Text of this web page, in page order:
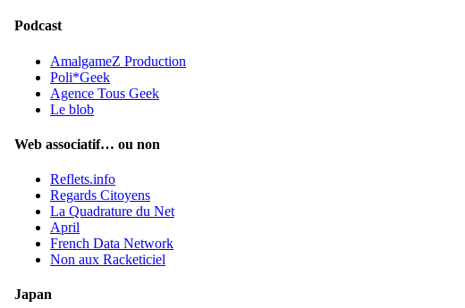
Podcast
AmalgameZ Production
Poli*Geek
Agence Tous Geek
Le blob
Web associatif… ou non
Reflets.info
Regards Citoyens
La Quadrature du Net
April
French Data Network
Non aux Racketiciel
Japan